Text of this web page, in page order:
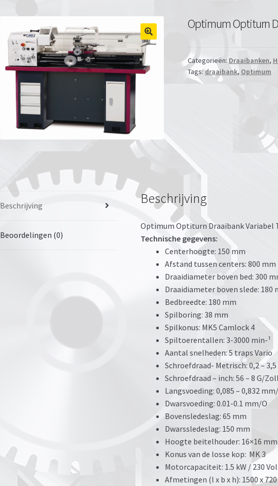
🔍
Optimum Optiturn
Categorieën: Draaibanken,
Tags: draaibank, Optimum
Beschrijving
Beoordelingen (0)
Beschrijving
Optimum Optiturn Draaibank Variabel
Technische gegevens:
Centerhoogte: 150 mm
Afstand tussen centers: 800 mm
Draaidiameter boven bed: 300
Draaidiameter boven slede: 180
Bedbreedte: 180 mm
Spilboring: 38 mm
Spilkonus: MK5 Camlock 4
Spiltoerentallen: 3-3000 min-¹
Aantal snelheden: 5 traps Vario
Schroefdraad- Metrisch: 0,2 – 3,5
Schroefdraad – inch: 56 – 8 G/Zoll
Langsvoeding: 0,085 – 0,832
Dwarsvoeding: 0.01-0.1 mm/O
Bovensledeslag: 65 mm
Dwarssledeslag: 150 mm
Hoogte beitelhouder: 16×16 mm
Konus van de losse kop: MK 3
Motorcapaciteit: 1.5 kW / 230
Afmetingen (l x b x h): 1500 x